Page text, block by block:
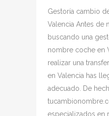
Gestoría cambio
Valencia Antes de
buscando una
nombre coche en
realizar una
en Valencia has
adecuado. De
especializados en